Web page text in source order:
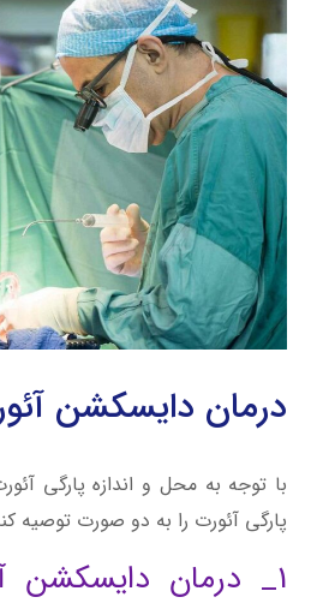
درمان دایسکشن
با توجه به محل و اندازه پارگی
پارگی آئورت را به دو صورت توصیه
1_ درمان دایسکشن